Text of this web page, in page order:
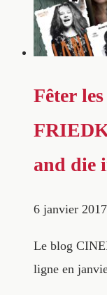
Fêter
and die
6 janvier 2017
Le blog
ligne en